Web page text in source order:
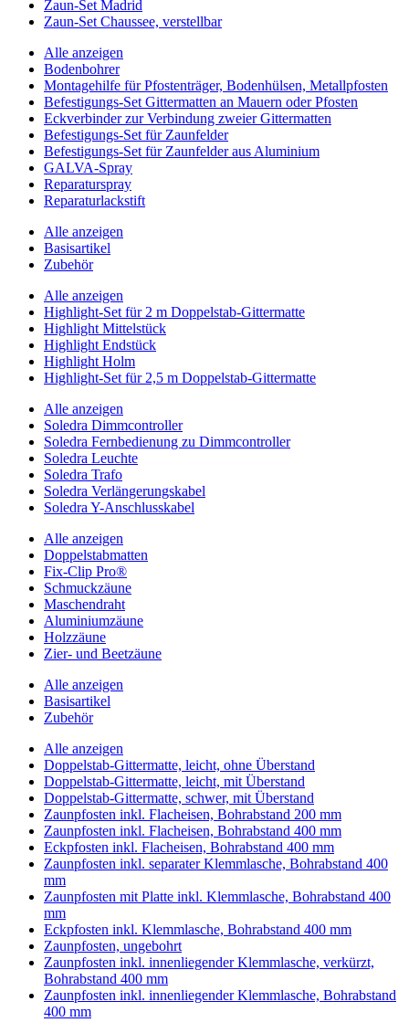
Zaun-Set Madrid
Zaun-Set Chaussee, verstellbar
Alle anzeigen
Bodenbohrer
Montagehilfe für Pfostenträger, Bodenhülsen, Metallpfosten
Befestigungs-Set Gittermatten an Mauern oder Pfosten
Eckverbinder zur Verbindung zweier Gittermatten
Befestigungs-Set für Zaunfelder
Befestigungs-Set für Zaunfelder aus Aluminium
GALVA-Spray
Reparaturspray
Reparaturlackstift
Alle anzeigen
Basisartikel
Zubehör
Alle anzeigen
Highlight-Set für 2 m Doppelstab-Gittermatte
Highlight Mittelstück
Highlight Endstück
Highlight Holm
Highlight-Set für 2,5 m Doppelstab-Gittermatte
Alle anzeigen
Soledra Dimmcontroller
Soledra Fernbedienung zu Dimmcontroller
Soledra Leuchte
Soledra Trafo
Soledra Verlängerungskabel
Soledra Y-Anschlusskabel
Alle anzeigen
Doppelstabmatten
Fix-Clip Pro®
Schmuckzäune
Maschendraht
Aluminiumzäune
Holzzäune
Zier- und Beetzäune
Alle anzeigen
Basisartikel
Zubehör
Alle anzeigen
Doppelstab-Gittermatte, leicht, ohne Überstand
Doppelstab-Gittermatte, leicht, mit Überstand
Doppelstab-Gittermatte, schwer, mit Überstand
Zaunpfosten inkl. Flacheisen, Bohrabstand 200 mm
Zaunpfosten inkl. Flacheisen, Bohrabstand 400 mm
Eckpfosten inkl. Flacheisen, Bohrabstand 400 mm
Zaunpfosten inkl. separater Klemmlasche, Bohrabstand 400
mm
Zaunpfosten mit Platte inkl. Klemmlasche, Bohrabstand 400
mm
Eckpfosten inkl. Klemmlasche, Bohrabstand 400 mm
Zaunpfosten, ungebohrt
Zaunpfosten inkl. innenliegender Klemmlasche, verkürzt,
Bohrabstand 400 mm
Zaunpfosten inkl. innenliegender Klemmlasche, Bohrabstand
400 mm